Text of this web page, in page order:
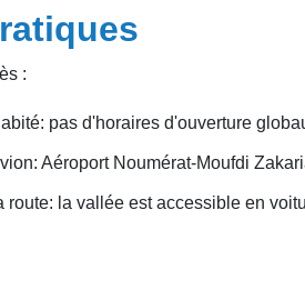
:
pas d'horaires d'ouverture
Aéroport Noumérat-Moufdi
route: la vallée est accessible en